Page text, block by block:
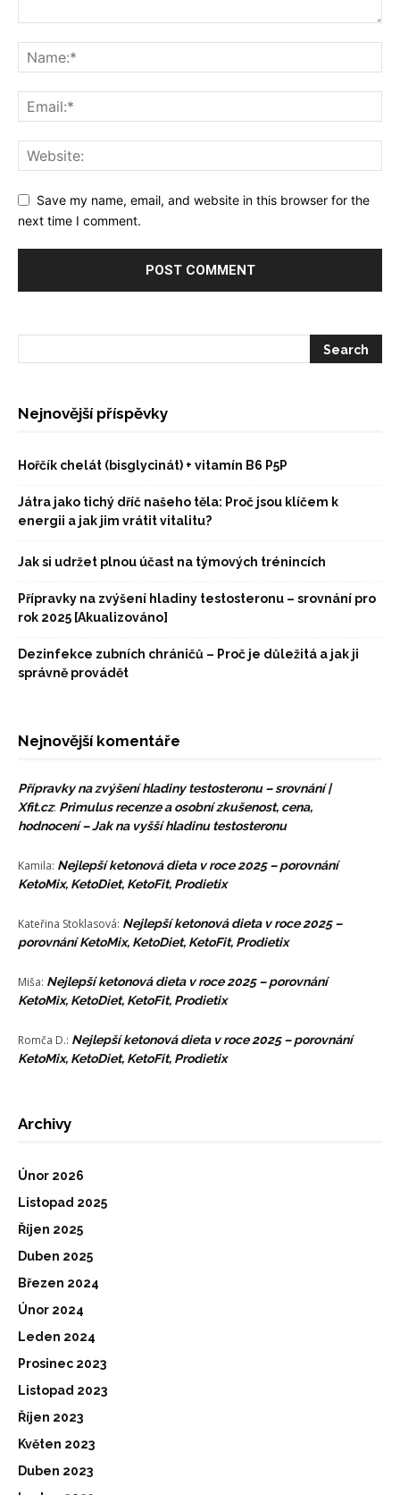
Save my name, email, and website in this browser for the
next time I comment.
Nejnovější příspěvky
Hořčík chelát (bisglycinát) + vitamín B6 P5P
Játra jako tichý dříč našeho těla: Proč jsou klíčem k
energii a jak jim vrátit vitalitu?
Jak si udržet plnou účast na týmových trénincích
Přípravky na zvýšení hladiny testosteronu – srovnání pro
rok 2025 [Akualizováno]
Dezinfekce zubních chráničů – Proč je důležitá a jak ji
správně provádět
Nejnovější komentáře
Přípravky na zvýšení hladiny testosteronu – srovnání |
Xfit.cz: Primulus recenze a osobní zkušenost, cena,
hodnocení – Jak na vyšší hladinu testosteronu
Kamila: Nejlepší ketonová dieta v roce 2025 – porovnání
KetoMix, KetoDiet, KetoFit, Prodietix
Kateřina Stoklasová: Nejlepší ketonová dieta v roce 2025 –
porovnání KetoMix, KetoDiet, KetoFit, Prodietix
Miša: Nejlepší ketonová dieta v roce 2025 – porovnání
KetoMix, KetoDiet, KetoFit, Prodietix
Romča D.: Nejlepší ketonová dieta v roce 2025 – porovnání
KetoMix, KetoDiet, KetoFit, Prodietix
Archivy
Únor 2026
Listopad 2025
Říjen 2025
Duben 2025
Březen 2024
Únor 2024
Leden 2024
Prosinec 2023
Listopad 2023
Říjen 2023
Květen 2023
Duben 2023